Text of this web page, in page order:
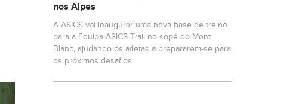
nos Alpes
A ASICS vai inaugurar uma nova base de treino
para a Equipa ASICS Trail no sopé do Mont
Blanc, ajudando os atletas a prepararem-se para
os próximos desafios.